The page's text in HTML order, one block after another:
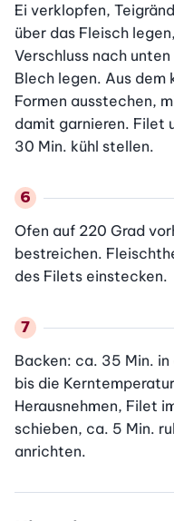
Ei verklopfen,
über das Fleisch
Verschluss nach
Blech legen. Aus
Formen ausstechen,
damit garnieren. Filet
Ofen auf 220 Grad
bestreichen.
des Filets einstecken.
Backen: ca. 35 Min.
bis die
Herausnehmen, Filet
schieben, ca. 5 Min.
anrichten.